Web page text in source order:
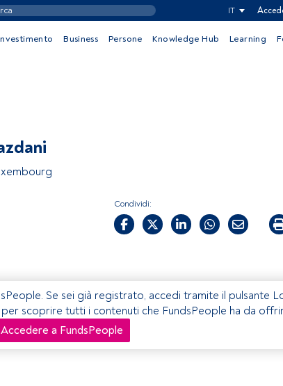
IT
Business Persone Knowledge Hub Learning
Condividi:
Se sei già registrato, accedi tramite il pulsante
scoprire tutti i contenuti che FundsPeople ha da
Accedere a FundsPeople